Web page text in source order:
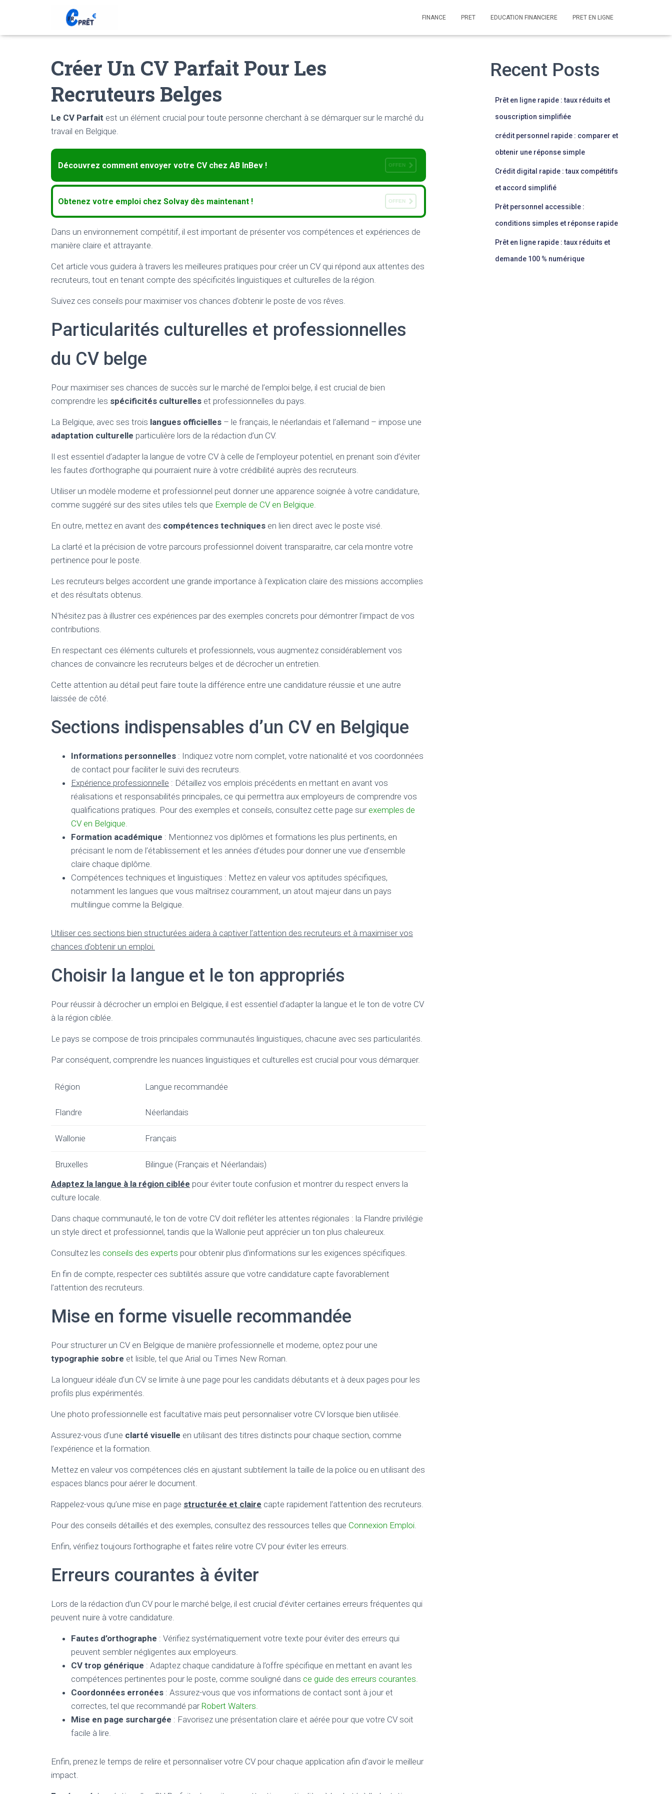
FINANCE PRET EDUCATION FINANCIERE PRET EN LIGNE
Créer Un CV Parfait Pour Les
Recruteurs Belges
Le CV Parfait est un élément crucial pour toute personne cherchant à se démarquer sur le marché du
travail en Belgique.
Découvrez comment envoyer votre CV chez AB InBev ! OFFEN
Obtenez votre emploi chez Solvay dès maintenant ! OFFEN
Dans un environnement compétitif, il est important de présenter vos compétences et expériences de
manière claire et attrayante.
Cet article vous guidera à travers les meilleures pratiques pour créer un CV qui répond aux attentes des
recruteurs, tout en tenant compte des spécificités linguistiques et culturelles de la région.
Suivez ces conseils pour maximiser vos chances d’obtenir le poste de vos rêves.
Particularités culturelles et professionnelles
du CV belge
Pour maximiser ses chances de succès sur le marché de l’emploi belge, il est crucial de bien
comprendre les spécificités culturelles et professionnelles du pays.
La Belgique, avec ses trois langues officielles – le français, le néerlandais et l’allemand – impose une
adaptation culturelle particulière lors de la rédaction d’un CV.
Il est essentiel d’adapter la langue de votre CV à celle de l’employeur potentiel, en prenant soin d’éviter
les fautes d’orthographe qui pourraient nuire à votre crédibilité auprès des recruteurs.
Utiliser un modèle moderne et professionnel peut donner une apparence soignée à votre candidature,
comme suggéré sur des sites utiles tels que Exemple de CV en Belgique.
En outre, mettez en avant des compétences techniques en lien direct avec le poste visé.
La clarté et la précision de votre parcours professionnel doivent transparaitre, car cela montre votre
pertinence pour le poste.
Les recruteurs belges accordent une grande importance à l’explication claire des missions accomplies
et des résultats obtenus.
N’hésitez pas à illustrer ces expériences par des exemples concrets pour démontrer l’impact de vos
contributions.
En respectant ces éléments culturels et professionnels, vous augmentez considérablement vos
chances de convaincre les recruteurs belges et de décrocher un entretien.
Cette attention au détail peut faire toute la différence entre une candidature réussie et une autre
laissée de côté.
Sections indispensables d’un CV en Belgique
Informations personnelles : Indiquez votre nom complet, votre nationalité et vos coordonnées
de contact pour faciliter le suivi des recruteurs.
Expérience professionnelle : Détaillez vos emplois précédents en mettant en avant vos
réalisations et responsabilités principales, ce qui permettra aux employeurs de comprendre vos
qualifications pratiques. Pour des exemples et conseils, consultez cette page sur exemples de
CV en Belgique.
Formation académique : Mentionnez vos diplômes et formations les plus pertinents, en
précisant le nom de l’établissement et les années d’études pour donner une vue d’ensemble
claire chaque diplôme.
Compétences techniques et linguistiques : Mettez en valeur vos aptitudes spécifiques,
notamment les langues que vous maîtrisez couramment, un atout majeur dans un pays
multilingue comme la Belgique.
Utiliser ces sections bien structurées aidera à captiver l’attention des recruteurs et à maximiser vos
chances d’obtenir un emploi.
Choisir la langue et le ton appropriés
Pour réussir à décrocher un emploi en Belgique, il est essentiel d’adapter la langue et le ton de votre CV
à la région ciblée.
Le pays se compose de trois principales communautés linguistiques, chacune avec ses particularités.
Par conséquent, comprendre les nuances linguistiques et culturelles est crucial pour vous démarquer.
Région Langue recommandée
Flandre Néerlandais
Wallonie Français
Bruxelles
Bilingue (Français et Néerlandais)
Adaptez la langue à la région ciblée pour éviter toute confusion et montrer du respect envers la
culture locale.
Dans chaque communauté, le ton de votre CV doit refléter les attentes régionales : la Flandre privilégie
un style direct et professionnel, tandis que la Wallonie peut apprécier un ton plus chaleureux.
Consultez les conseils des experts pour obtenir plus d’informations sur les exigences spécifiques.
En fin de compte, respecter ces subtilités assure que votre candidature capte favorablement
l’attention des recruteurs.
Mise en forme visuelle recommandée
Pour structurer un CV en Belgique de manière professionnelle et moderne, optez pour une
typographie sobre et lisible, tel que Arial ou Times New Roman.
La longueur idéale d’un CV se limite à une page pour les candidats débutants et à deux pages pour les
profils plus expérimentés.
Une photo professionnelle est facultative mais peut personnaliser votre CV lorsque bien utilisée.
Assurez-vous d’une clarté visuelle en utilisant des titres distincts pour chaque section, comme
l’expérience et la formation.
Mettez en valeur vos compétences clés en ajustant subtilement la taille de la police ou en utilisant des
espaces blancs pour aérer le document.
Rappelez-vous qu’une mise en page structurée et claire capte rapidement l’attention des recruteurs.
Pour des conseils détaillés et des exemples, consultez des ressources telles que Connexion Emploi.
Enfin, vérifiez toujours l’orthographe et faites relire votre CV pour éviter les erreurs.
Erreurs courantes à éviter
Lors de la rédaction d’un CV pour le marché belge, il est crucial d’éviter certaines erreurs fréquentes qui
peuvent nuire à votre candidature.
Fautes d’orthographe : Vérifiez systématiquement votre texte pour éviter des erreurs qui
peuvent sembler négligentes aux employeurs.
CV trop générique : Adaptez chaque candidature à l’offre spécifique en mettant en avant les
compétences pertinentes pour le poste, comme souligné dans ce guide des erreurs courantes.
Coordonnées erronées : Assurez-vous que vos informations de contact sont à jour et
correctes, tel que recommandé par Robert Walters.
Mise en page surchargée : Favorisez une présentation claire et aérée pour que votre CV soit
facile à lire.
Enfin, prenez le temps de relire et personnaliser votre CV pour chaque application afin d’avoir le meilleur
impact.
Recent Posts
Prêt en ligne rapide : taux réduits et
souscription simplifiée
crédit personnel rapide : comparer et
obtenir une réponse simple
Crédit digital rapide : taux compétitifs
et accord simplifié
Prêt personnel accessible :
conditions simples et réponse rapide
Prêt en ligne rapide : taux réduits et
demande 100 % numérique